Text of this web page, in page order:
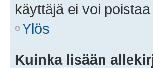
käyttäjä ei voi
Ylös
Kuinka lisään